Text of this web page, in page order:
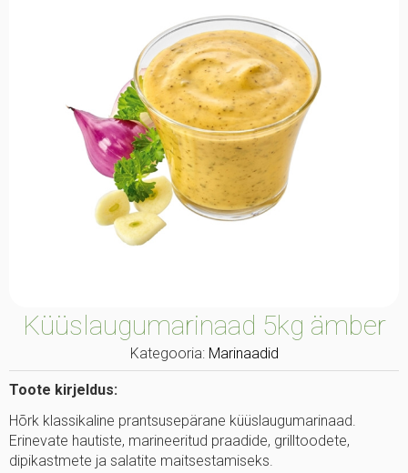
Küüslaugumarinaad 5kg ämber
Kategooria: Marinaadid
Toote kirjeldus:
Hõrk klassikaline prantsusepärane küüslaugumarinaad.
Erinevate hautiste, marineeritud praadide, grilltoodete,
dipikastmete ja salatite maitsestamiseks.